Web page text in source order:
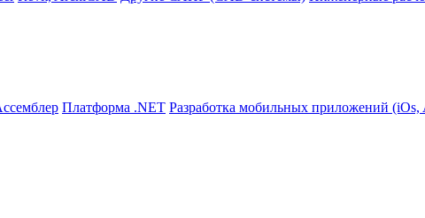
Платформа .NET Разработка мобильных приложений (iOs,